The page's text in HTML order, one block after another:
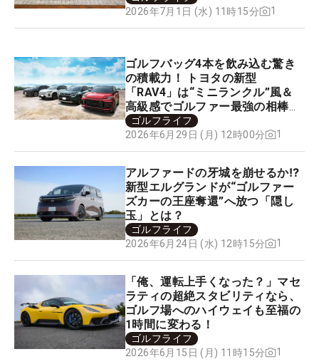
2026年7月1日 (水) 11時15分
1
ゴルフバッグ4本を飲み込む驚き
の積載力！ トヨタの新型
「RAV4」は“ミニランクル”風＆
高級感でゴルファー最強の相棒に
なる！
ゴルフライフ
2026年6月29日 (月) 12時00分
1
アルファードの牙城を崩せるか⁉
新型エルグランドが“ゴルファー
ズカーの王座奪還”へ放つ「隠し
玉」とは？
ゴルフライフ
2026年6月24日 (水) 12時15分
1
「俺、運転上手くなった？」マセ
ラティの超絶スタビリティなら、
ゴルフ場へのハイウェイも至福の
1時間に変わる！
ゴルフライフ
2026年6月15日 (月) 11時15分
1